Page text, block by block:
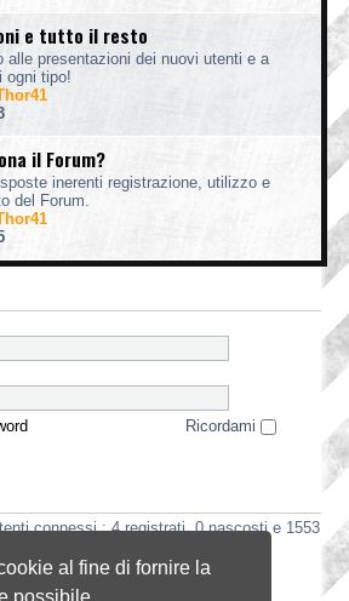
al fine di fornire la
possibile
e tutto il resto
alle presentazioni dei nuovi utenti e a
ogni tipo!
il Forum?
inerenti registrazione, utilizzo e
del Forum.
Ricordami
connessi : 4 registrati, 0 nascosti e 1553
3535 registrato il 2 ago 2026, 5:56